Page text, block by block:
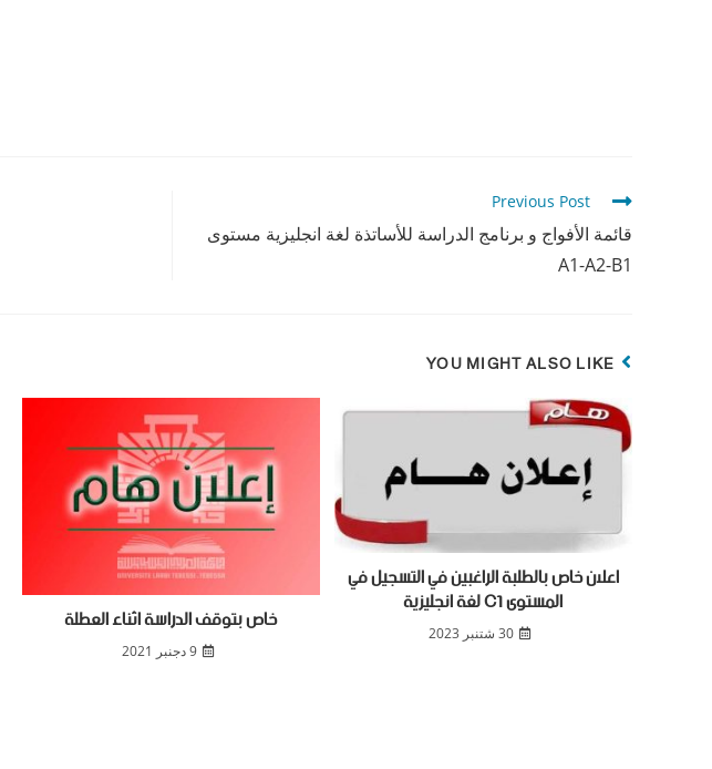
Previous Post
قائمة الأفواج و برنامج الدراسة للأساتذة لغة انجليزية مستوى
A1-A2-B1
YOU MIGHT ALSO LIKE
خاص بتوقف الدراسة اثناء العطلة
9 دجنبر 2021
اعلان خاص بالطلبة الراغبين في التسجيل في
المستوى C1 لغة انجليزية
30 شتنبر 2023